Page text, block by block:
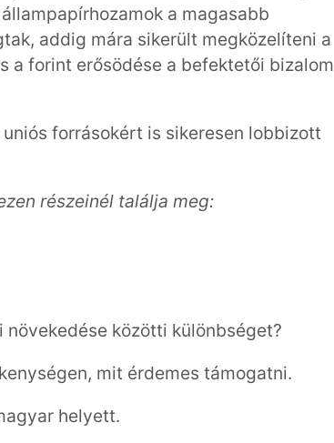
a magasabb
addig mára sikerült megközelíteni a
a forint erősödése a befektetői bizalom
forrásokért is sikeresen lobbizott
részeinél találja meg:
közötti különbséget?
mit érdemes támogatni.
helyett.